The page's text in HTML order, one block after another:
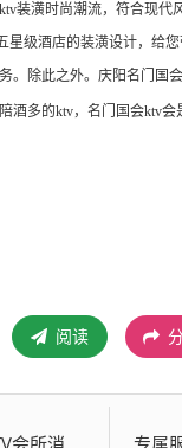
装潢时尚潮流，符合现代
级酒店的装潢设计，给
。除此之外。庆阳名门国
酒多的ktv，名门国会ktv
阅读
行情推荐 专属服